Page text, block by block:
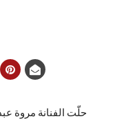
حلّت الفنانة مروة